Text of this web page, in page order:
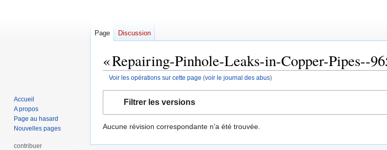
« Repairing-Pinhole-Leaks-in-Copper-Pipes--
Voir les opérations sur cette page (voir le journal des abus)
navigation
recherche
Filtrer les versions
Aucune révision correspondante n’a été trouvée.
Page Discussion
Accueil
A propos
Page au hasard
Nouvelles pages
contribuer